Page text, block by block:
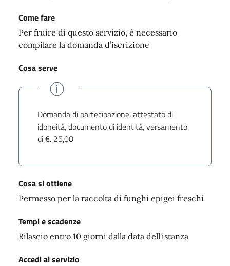
Come fare
Per fruire di questo servizio, è necessario
compilare la domanda d’iscrizione
Cosa serve
Domanda di partecipazione, attestato di
idoneità, documento di identità, versamento
di €. 25,00
Cosa si ottiene
Permesso per la raccolta di funghi epigei freschi
Tempi e scadenze
Rilascio entro 10 giorni dalla data dell'istanza
Accedi al servizio